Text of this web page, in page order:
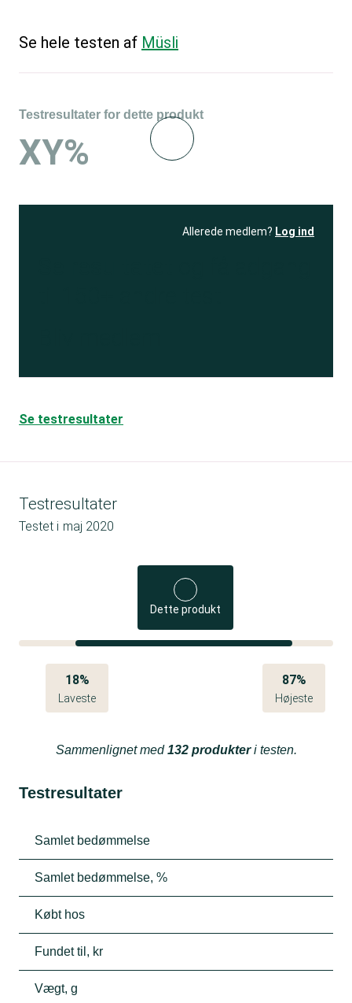
Se hele testen af Müsli
Testresultater for dette produkt
XY%
Allerede medlem? Log ind
Se testresultater
Testresultater
Testet i maj 2020
Dette produkt
18%
Laveste
87%
Højeste
Sammenlignet med132 produkteri testen.
Testresultater
Samlet bedømmelse
Samlet bedømmelse, %
Købt hos
Fundet til, kr
Vægt, g